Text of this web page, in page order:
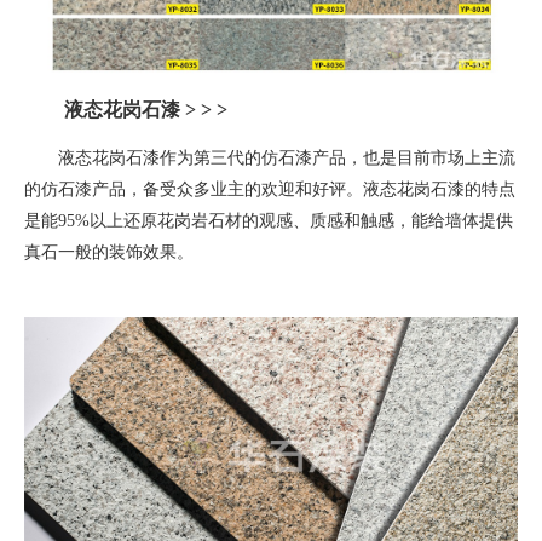
液态花岗石漆 > > >
液态花岗石漆作为第三代的仿石漆产品，也是目前市场上主流
的仿石漆产品，备受众多业主的欢迎和好评。液态花岗石漆的特点
是能95%以上还原花岗岩石材的观感、质感和触感，能给墙体提供
真石一般的装饰效果。